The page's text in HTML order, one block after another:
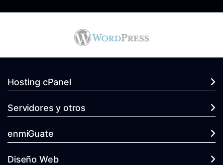
Hosting cPanel
Servidores y otros
enmiGuate
Diseño Web